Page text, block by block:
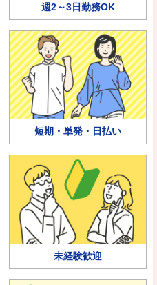
週2～3日勤務OK
短期・単発・日払い
未経験歓迎